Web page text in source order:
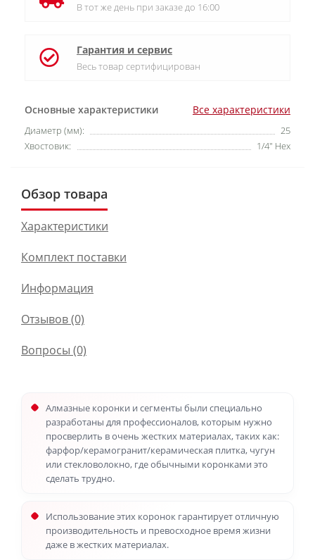
Основные характеристики Все характеристики
Диаметр (мм):
25
Хвостовик:
1/4" Hex
В тот же день при заказе до 16:00
Гарантия и сервис
Весь товар сертифицирован
Обзор товара
Характеристики
Комплект поставки
Информация
Отзывов (0)
Вопросы (0)
Алмазные коронки и сегменты были специально
разработаны для профессионалов, которым нужно
просверлить в очень жестких материалах, таких как:
фарфор/керамогранит/керамическая плитка, чугун
или стекловолокно, где обычными коронками это
сделать трудно.
Использование этих коронок гарантирует отличную
производительность и превосходное время жизни
даже в жестких материалах.